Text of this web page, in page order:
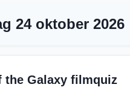
24 oktober 2026
the Galaxy filmquiz